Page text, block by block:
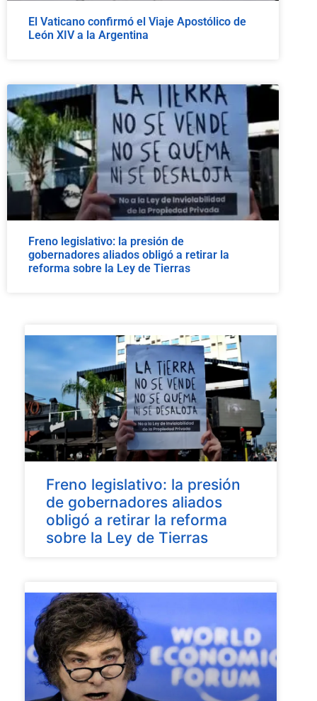
El Vaticano confirmó el Viaje Apostólico de
León XIV a la Argentina
Freno legislativo: la presión de
gobernadores aliados obligó a retirar la
reforma sobre la Ley de Tierras
Freno legislativo: la presión
de gobernadores aliados
obligó a retirar la reforma
sobre la Ley de Tierras